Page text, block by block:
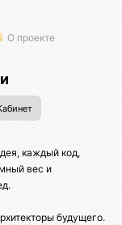
О проекте
каждый код,
вес и
будущего.